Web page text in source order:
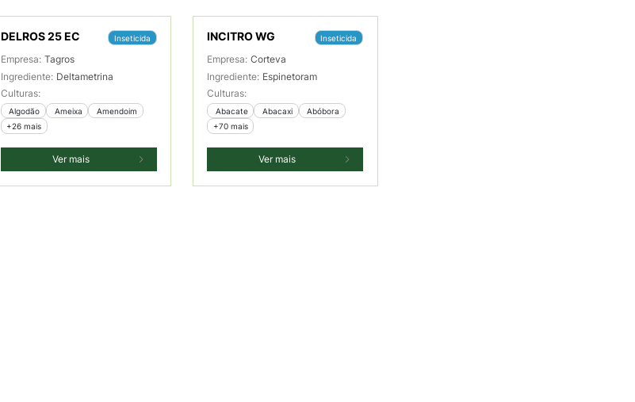
DELROS 25 EC Inseticida
Empresa: Tagros
Ingrediente: Deltametrina
Culturas:
Algodão Ameixa
Amendoim
+26 mais
Ver mais
INCITRO WG Inseticida
Empresa: Corteva
Ingrediente: Espinetoram
Culturas:
Abacate Abacaxi
Abóbora
+70 mais
Ver mais